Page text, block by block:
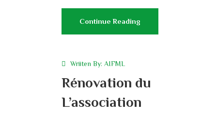
Continue Reading
Wriiten By: AIFML
Rénovation du
L’association